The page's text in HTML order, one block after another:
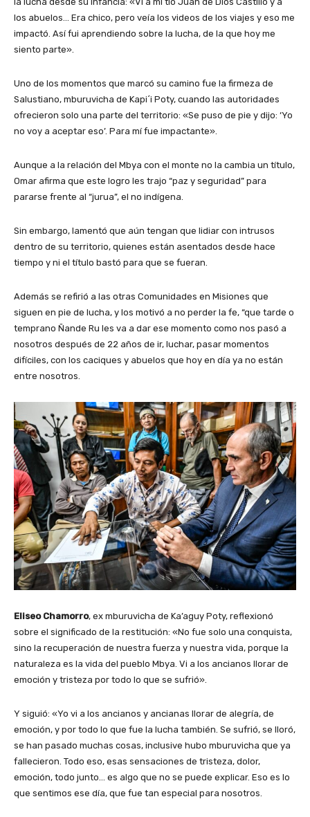
los abuelos… Era chico, pero veía los videos de los viajes y eso me
impactó. Así fui aprendiendo sobre la lucha, de la que hoy me
siento parte».
Uno de los momentos que marcó su camino fue la firmeza de
Salustiano, mburuvicha de Kapi´i Poty, cuando las autoridades
ofrecieron solo una parte del territorio: «Se puso de pie y dijo: ‘Yo
no voy a aceptar eso’. Para mí fue impactante».
Aunque a la relación del Mbya con el monte no la cambia un título,
Omar afirma que este logro les trajo “paz y seguridad” para
pararse frente al “jurua”, el no indígena.
Sin embargo, lamentó que aún tengan que lidiar con intrusos
dentro de su territorio, quienes están asentados desde hace
tiempo y ni el título bastó para que se fueran.
Además se refirió a las otras Comunidades en Misiones que
siguen en pie de lucha, y los motivó a no perder la fe, “que tarde o
temprano Ñande Ru les va a dar ese momento como nos pasó a
nosotros después de 22 años de ir, luchar, pasar momentos
difíciles, con los caciques y abuelos que hoy en día ya no están
entre nosotros.
Eliseo Chamorro, ex mburuvicha de Ka’aguy Poty, reflexionó
sobre el significado de la restitución: «No fue solo una conquista,
sino la recuperación de nuestra fuerza y nuestra vida, porque la
naturaleza es la vida del pueblo Mbya. Vi a los ancianos llorar de
emoción y tristeza por todo lo que se sufrió».
Y siguió: «Yo vi a los ancianos y ancianas llorar de alegría, de
emoción, y por todo lo que fue la lucha también. Se sufrió, se lloró,
se han pasado muchas cosas, inclusive hubo mburuvicha que ya
fallecieron. Todo eso, esas sensaciones de tristeza, dolor,
emoción, todo junto… es algo que no se puede explicar. Eso es lo
que sentimos ese día, que fue tan especial para nosotros.